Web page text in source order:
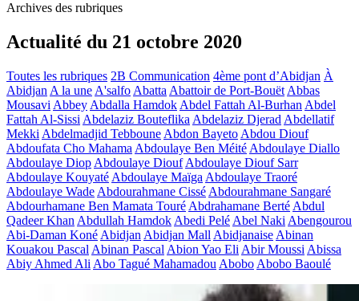
Archives des rubriques
Actualité du 21 octobre 2020
Toutes les rubriques 2B Communication 4ème pont d’Abidjan À
Abidjan A la une A'salfo Abatta Abattoir de Port-Bouët Abbas
Mousavi Abbey Abdalla Hamdok Abdel Fattah Al-Burhan Abdel
Fattah Al-Sissi Abdelaziz Bouteflika Abdelaziz Djerad Abdellatif
Mekki Abdelmadjid Tebboune Abdon Bayeto Abdou Diouf
Abdoufata Cho Mahama Abdoulaye Ben Méité Abdoulaye Diallo
Abdoulaye Diop Abdoulaye Diouf Abdoulaye Diouf Sarr
Abdoulaye Kouyaté Abdoulaye Maïga Abdoulaye Traoré
Abdoulaye Wade Abdourahmane Cissé Abdourahmane Sangaré
Abdourhamane Ben Mamata Touré Abdrahamane Berté Abdul
Qadeer Khan Abdullah Hamdok Abedi Pelé Abel Naki Abengourou
Abi-Daman Koné Abidjan Abidjan Mall Abidjanaise Abinan
Kouakou Pascal Abinan Pascal Abion Yao Eli Abir Moussi Abissa
Abiy Ahmed Ali Abo Tagué Mahamadou Abobo Abobo Baoulé